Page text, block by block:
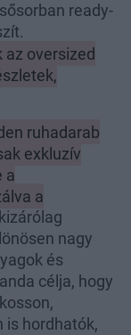
ready-
az oversized
ruhadarab
exkluzív
a
a
nagy
és
célja, hogy
is hordhatók,